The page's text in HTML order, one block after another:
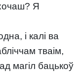
Я
і калі ва
тваім,
магіл бацькоў